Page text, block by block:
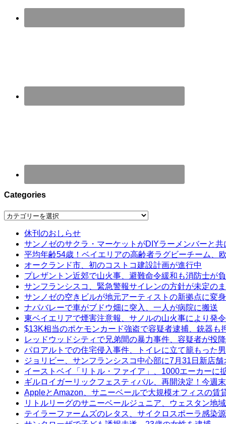
Categories
Categories
休刊のおしらせ
サンノゼのサクラ・マーケットがDIYラーメンバーと共
平均年齢54歳！ベイエリアの高齢者ラグビーチーム、
オークランド市、初のコストコ建設計画が進行中
プレザントン近郊で山火事、避難命令緩和も消防士が
サンフランシスコ、緊急警報サイレンの方針が未定の
サンノゼの空きビルが地元アーティストの新拠点に変身
ナパバレーで車がブドウ畑に突入、一人が病院に搬送
東ベイエリアで煙害注意報、サノルの山火事により発令
$13K相当のポケモンカード強盗で容疑者逮捕、銃器も
レッドウッドシティで兄弟間の暴力事件、容疑者が投降
パロアルトでの住宅侵入事件、トイレに立て籠もった
ジョリビー、サンフランシスコ中心部に7月31日新店舗
イーストベイ「リトル・ファイア」、1000エーカーに
ギルロイガーリックフェスティバル、再開決定！今週
AppleとAmazon、サニーベールで大規模オフィスの賃
リトルリーグのサニーベールジュニア、ウェスタン地
テイラーファームズのレタス、サイクロスポーラ感染